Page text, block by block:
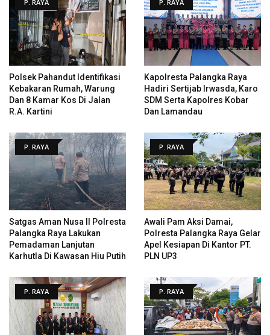
P. RAYA
Polsek Pahandut Identifikasi
Kebakaran Rumah, Warung
Dan 8 Kamar Kos Di Jalan
R.A. Kartini
P. RAYA
Kapolresta Palangka Raya
Hadiri Sertijab Irwasda, Karo
SDM Serta Kapolres Kobar
Dan Lamandau
P. RAYA
Satgas Aman Nusa II Polresta
Palangka Raya Lakukan
Pemadaman Lanjutan
Karhutla Di Kawasan Hiu Putih
P. RAYA
Awali Pam Aksi Damai,
Polresta Palangka Raya Gelar
Apel Kesiapan Di Kantor PT.
PLN UP3
P. RAYA P. RAYA